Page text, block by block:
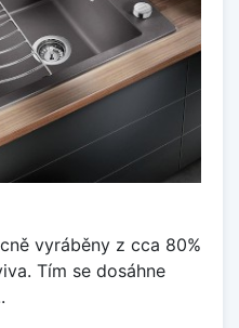
vyráběny z cca 80%
Tím se dosáhne